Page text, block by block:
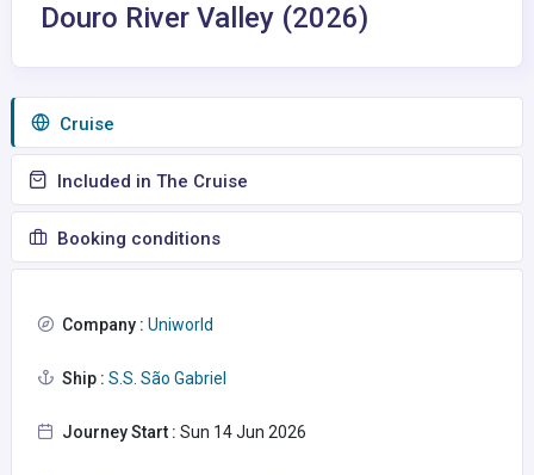
Douro River Valley (2026)
Сruise
Included in The Cruise
Booking conditions
Company : Uniworld
Ship : S.S. São Gabriel
Journey Start : Sun 14 Jun 2026